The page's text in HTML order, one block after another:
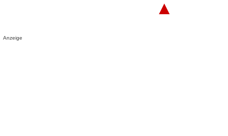
▲
Anzeige